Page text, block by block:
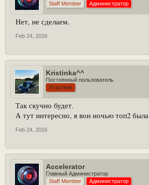
Staff Member
Администратор
Нет, не сделаем.
Feb 24, 2016
Kristinka^^
Постоянный пользователь
Участник
Так скучно будет.
А тут интересно, я вон ночью топ2 была
Feb 24, 2016
Accelerator
Главный Администратор
Staff Member
Администратор